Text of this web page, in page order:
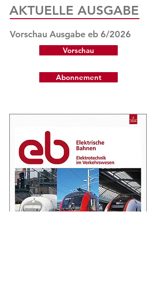
AKTUELLE AUSGABE
Vorschau Ausgabe eb 6/2026
Vorschau
Abonnement